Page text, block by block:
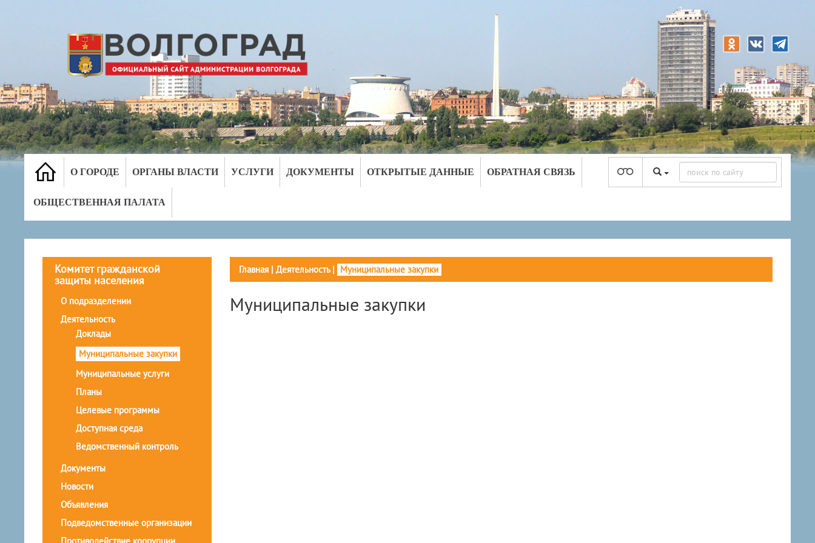
О ГОРОДЕ ОРГАНЫ ВЛАСТИ УСЛУГИ ДОКУМЕНТЫ ОТКРЫТЫЕ ДАННЫЕ ОБРАТНАЯ СВЯЗЬ
ОБЩЕСТВЕННАЯ ПАЛАТА
Комитет гражданской
защиты населения
О подразделении
Деятельность
Доклады
Муниципальные закупки
Муниципальные услуги
Планы
Целевые программы
Доступная среда
Ведомственный контроль
Документы
Новости
Объявления
Подведомственные организации
Главная| Деятельность| Муниципальные закупки
Муниципальные закупки